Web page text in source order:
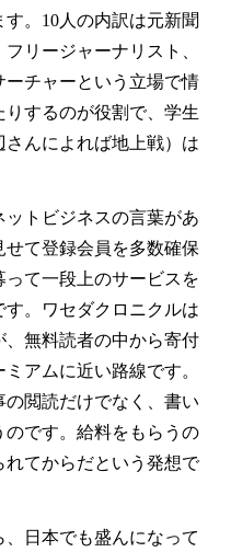
。10人の内訳は元新聞
リージャーナリスト、
チャーという立場で情
するのが役割で、学生
んによれば地上戦）は
ットビジネスの言葉があ
せて登録会員を多数確保
って一段上のサービスを
。ワセダクロニクルは
無料読者の中から寄付
アムに近い路線です。
閲読だけでなく、書い
です。給料をもらうの
てからだという発想で
日本でも盛んになって